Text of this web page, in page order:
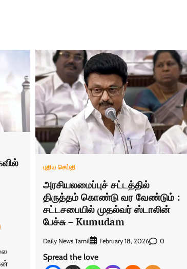
புதிய செய்தி
அரசியலமைப்புச் சட்டத்தில்
திருத்தம் கொண்டு வர வேண்டும் :
சட்டசபையில் முதல்வர் ஸ்டாலின்
பேச்சு – Kumudam
Daily News Tamil February 18, 2026 0
Spread the love